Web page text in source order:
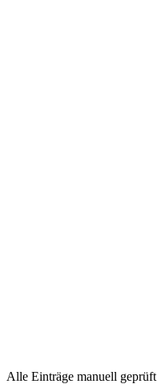
Alle Einträge manuell geprüft